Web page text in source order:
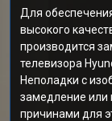
Для
высокого
производится
телевизора
Неполадки с
замедление или
причинами для